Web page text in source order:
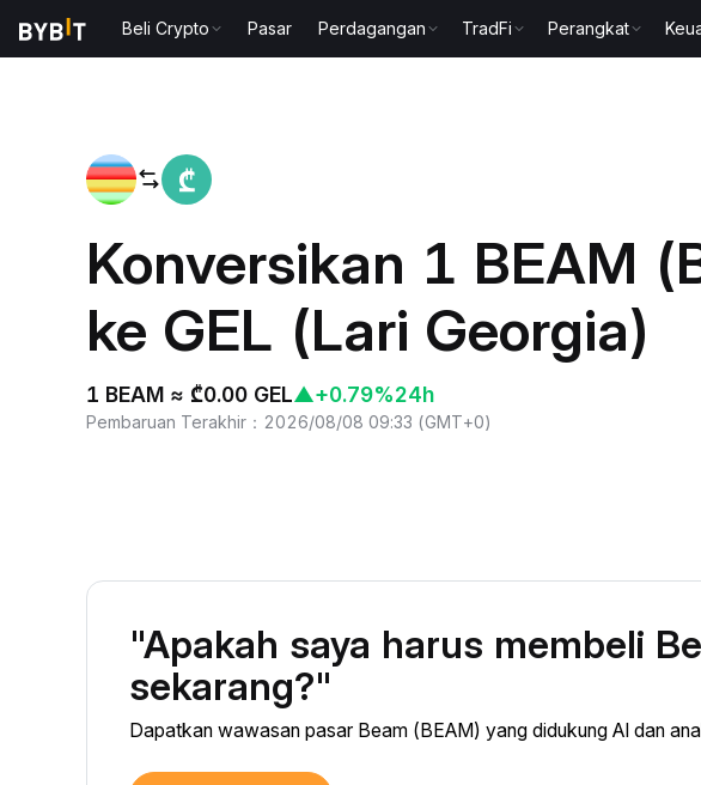
Beli Crypto Pasar Perdagangan TradFi Perangkat
Konversikan 1 BEAM
ke GEL (Lari Georgia)
1 BEAM ≈ ₾0.00 GEL▲+0.79%24h
Pembaruan Terakhir ： 2026/08/08 09:33 (GMT+0)
"Apakah saya harus membeli
sekarang?"
Dapatkan wawasan pasar Beam (BEAM) yang didukung AI dan